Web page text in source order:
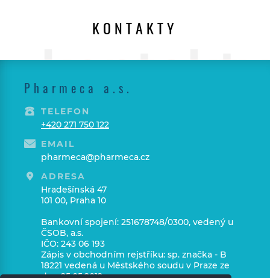
KONTAKTY
Pharmeca a.s.
TELEFON
+420 271 750 122
EMAIL
pharmeca@pharmeca.cz
ADRESA
Hradešínská 47
101 00, Praha 10
Bankovní spojení: 251678748/0300, vedený u
ČSOB, a.s.
IČO: 243 06 193
Zápis v obchodním rejstříku: sp. značka - B
18221 vedená u Městského soudu v Praze ze